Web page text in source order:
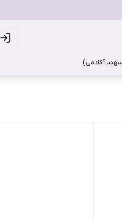
آکادمی)